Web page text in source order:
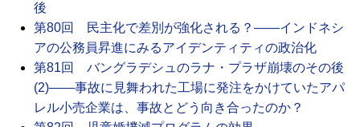
後
第80回 民主化で差別が強化される？――インドネシ
アの公務員昇進にみるアイデンティティの政治化
第81回 バングラデシュのラナ・プラザ崩壊のその後
(2)――事故に見舞われた工場に発注をかけていたアパ
レル小売企業は、事故とどう向き合ったのか？